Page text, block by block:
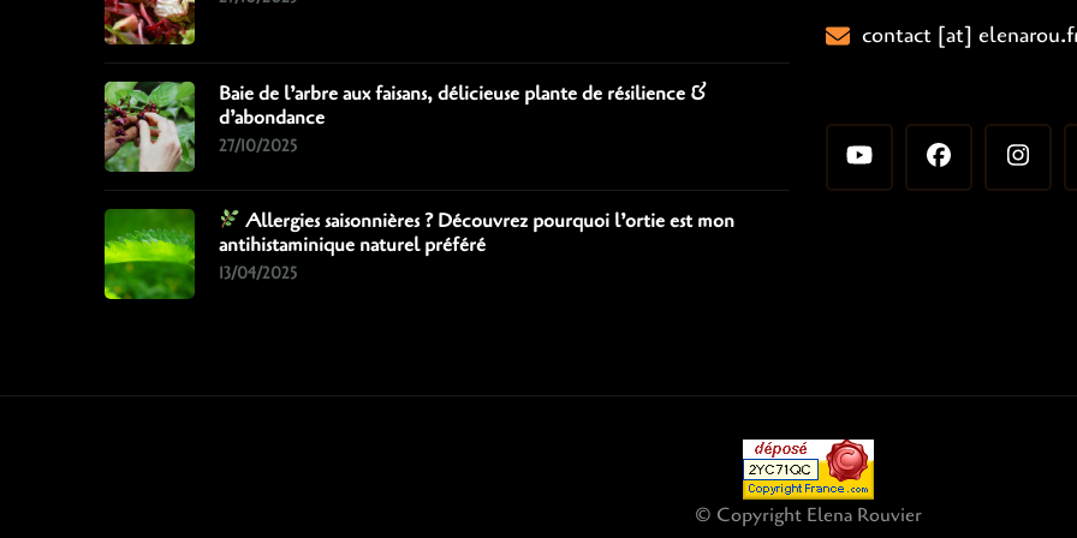
Baie de l’arbre aux faisans, délicieuse plante de résilience &
d’abondance
27/10/2025
Allergies saisonnières ? Découvrez pourquoi l’ortie est mon
antihistaminique naturel préféré
13/04/2025
contact [at]
© Copyright Elena Rouvier